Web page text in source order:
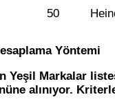
50
Yöntemi
Yeşil Markalar
alınıyor.